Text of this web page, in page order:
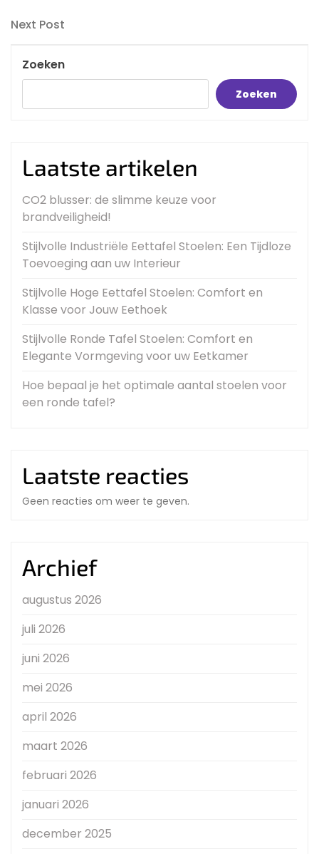
navigatie
Next
Next Post
Zoeken
Zoeken
Laatste artikelen
CO2 blusser: de slimme keuze voor
brandveiligheid!
Stijlvolle Industriële Eettafel Stoelen: Een Tijdloze
Toevoeging aan uw Interieur
Stijlvolle Hoge Eettafel Stoelen: Comfort en
Klasse voor Jouw Eethoek
Stijlvolle Ronde Tafel Stoelen: Comfort en
Elegante Vormgeving voor uw Eetkamer
Hoe bepaal je het optimale aantal stoelen voor
een ronde tafel?
Laatste reacties
Geen reacties om weer te geven.
Archief
augustus 2026
juli 2026
juni 2026
mei 2026
april 2026
maart 2026
februari 2026
januari 2026
december 2025